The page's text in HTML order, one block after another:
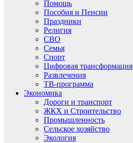
Помощь
Пособия и Пенсии
Праздники
Религия
СВО
Семья
Спорт
Цифровая трансформация
Развлечения
ТВ-программа
Экономика
Дороги и транспорт
ЖКХ и Строительство
Промышленность
Сельское хозяйство
Экология